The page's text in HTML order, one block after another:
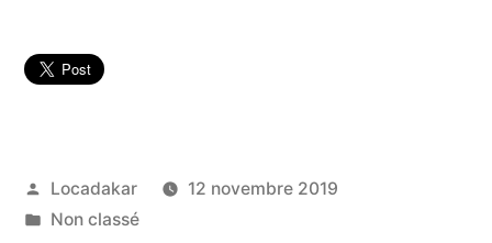
Publié
par
Locadakar
12 novembre 2019
Publié
Non classé